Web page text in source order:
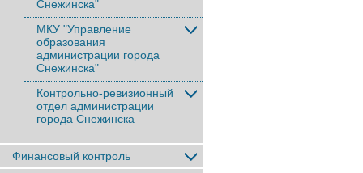
Снежинска"
МКУ "Управление
образования
администрации города
Снежинска"
Контрольно-ревизионный
отдел администрации
города Снежинска
Финансовый контроль